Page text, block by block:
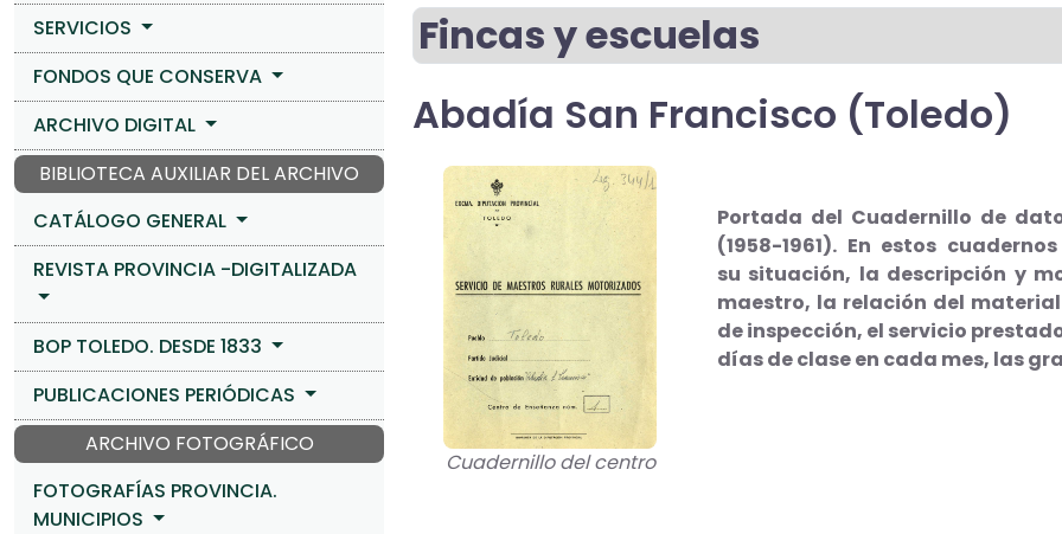
SERVICIOS
FONDOS QUE CONSERVA
ARCHIVO DIGITAL
BIBLIOTECA AUXILIAR DEL ARCHIVO
CATÁLOGO GENERAL
REVISTA PROVINCIA -DIGITALIZADA
BOP TOLEDO. DESDE 1833
PUBLICACIONES PERIÓDICAS
ARCHIVO FOTOGRÁFICO
FOTOGRAFÍAS PROVINCIA.
MUNICIPIOS
Fincas y escuelas
Abadía San Francisco (Toledo)
Cuadernillo del centro
Portada del Cuadernillo de
(1958-1961). En estos
su situación, la descripción y
maestro, la relación del
de inspección, el servicio
días de clase en cada mes, las